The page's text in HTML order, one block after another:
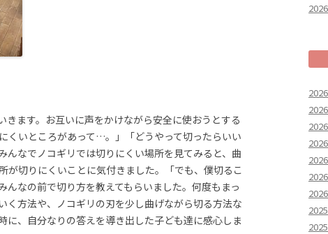
きます。お互いに声をかけながら安全に使おうとする
くいところがあって…。」「どうやって切ったらいい
んなでノコギリでは切りにくい場所を見てみると、曲
が切りにくいことに気付きました。「でも、僕切るこ
んなの前で切り方を教えてもらいました。何度もまっ
く方法や、ノコギリの刃を少し曲げながら切る方法な
に、自分なりの答えを導き出した子ども達に感心しま